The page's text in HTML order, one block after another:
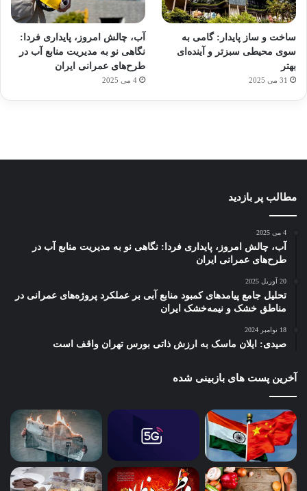
ساخت و ساز پایدار: گامی به
سوی محیطی سبزتر و آینده‌ای
بهتر
31 می 2025
آب، چالش امروز، پایداری فردا:
نگاهی نو به مدیریت منابع آب در
طرح‌های عمرانی ایران
4 می 2025
آماده
برای
کشف
توسط
ژاکت
در
ی سفر
مجازی
…
توسط
ورزش
با
ساعت
هوشمند
عکاسی
با طعم
توسط
ژاکت
در
هدفون
های
2023
توسط
ژاکت
مطالب پر بازدید
4 می 2025
آب، چالش امروز، پایداری فردا: نگاهی نو به مدیریت منابع آب در
طرح‌های عمرانی ایران
20 آوریل 2025
تحلیل جامع پیامدهای کمبود منابع آبی بر عملکرد پروژه‌های عمرانی در
مناطق خشک و نیمه‌خشک ایران
18 نوامبر 2024
صیدی: ایلان ماسک به ارزش ذاتی بورس تهران واقف است
آخرین پست های بازبینی شده